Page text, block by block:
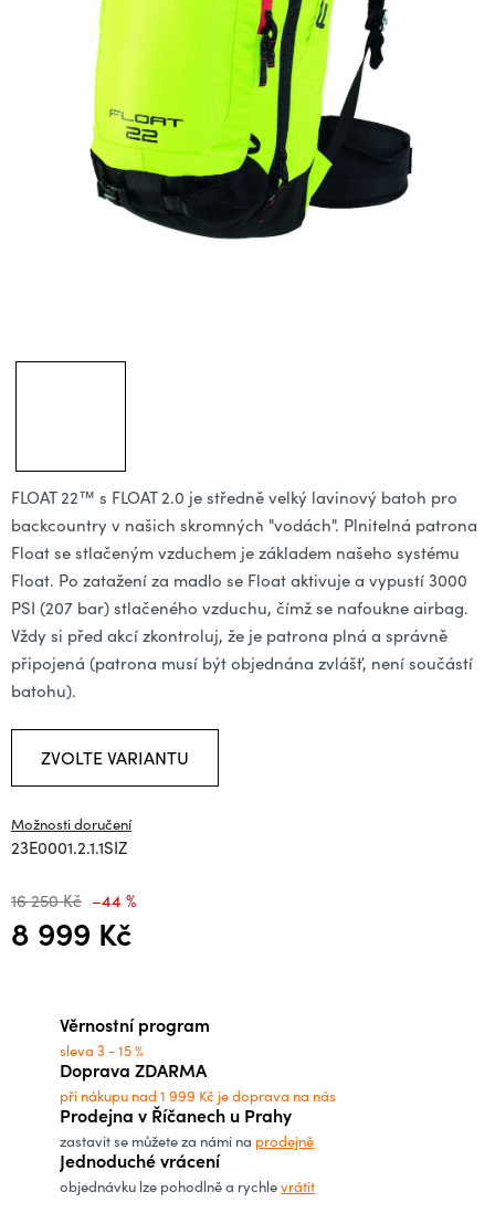
FLOAT 22™ s FLOAT 2.0 je středně velký lavinový batoh pro
backcountry v našich skromných "vodách". Plnitelná patrona
Float se stlačeným vzduchem je základem našeho systému
Float. Po zatažení za madlo se Float aktivuje a vypustí 3000
PSI (207 bar) stlačeného vzduchu, čímž se nafoukne airbag.
Vždy si před akcí zkontroluj, že je patrona plná a správně
připojená (patrona musí být objednána zvlášť, není součástí
batohu).
ZVOLTE VARIANTU
Možnosti doručení
23E0001.2.1.1SIZ
16 250 Kč –44 %
8 999 Kč
Věrnostní program
sleva 3 - 15 %
Doprava ZDARMA
při nákupu nad 1 999 Kč je doprava na nás
Prodejna v Říčanech u Prahy
zastavit se můžete za námi na prodejně
Jednoduché vrácení
objednávku lze pohodlně a rychlevrátit